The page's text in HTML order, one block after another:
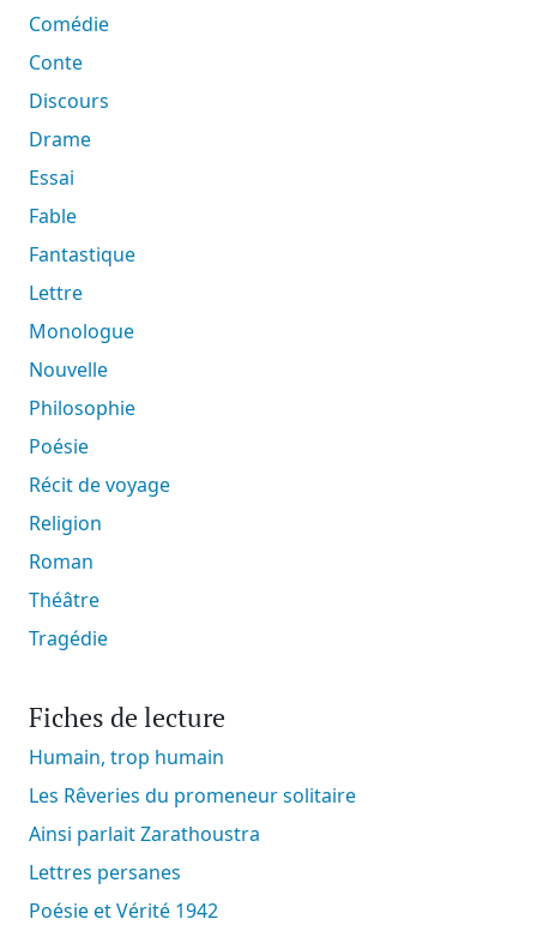
Comédie
Conte
Discours
Drame
Essai
Fable
Fantastique
Lettre
Monologue
Nouvelle
Philosophie
Poésie
Récit de voyage
Religion
Roman
Théâtre
Tragédie
Fiches de lecture
Humain, trop humain
Les Rêveries du promeneur solitaire
Ainsi parlait Zarathoustra
Lettres persanes
Poésie et Vérité 1942